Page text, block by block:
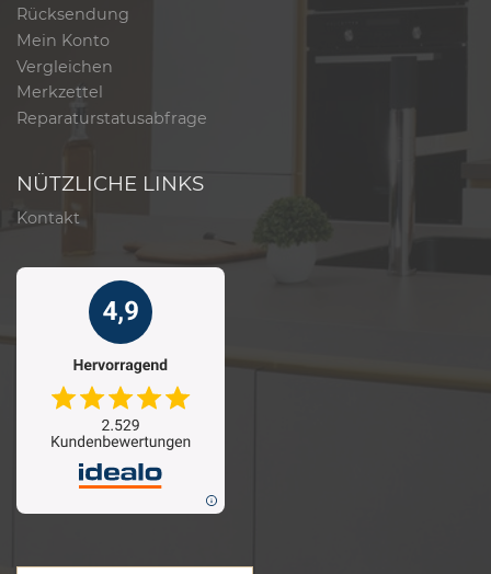
Rücksendung
Mein Konto
Vergleichen
Merkzettel
Reparaturstatusabfrage
NÜTZLICHE LINKS
Kontakt